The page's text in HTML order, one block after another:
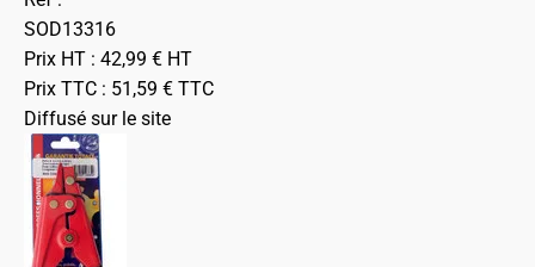
SOD13316
Prix HT : 42,99 € HT
Prix TTC : 51,59 € TTC
Diffusé sur le site